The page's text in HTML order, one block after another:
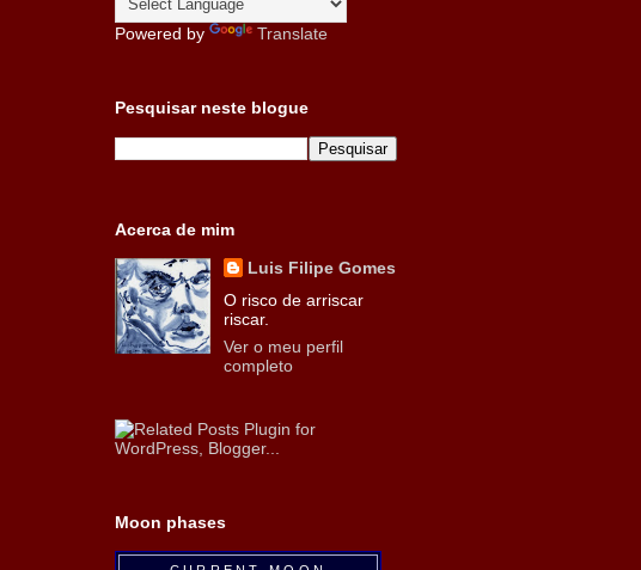
Powered by Translate
Pesquisar neste blogue
Acerca de mim
Luis Filipe Gomes
O risco de arriscar
riscar.
Ver o meu perfil
completo
Moon phases